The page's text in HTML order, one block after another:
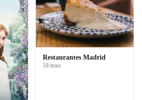
Restaurantes Madrid
18 itens